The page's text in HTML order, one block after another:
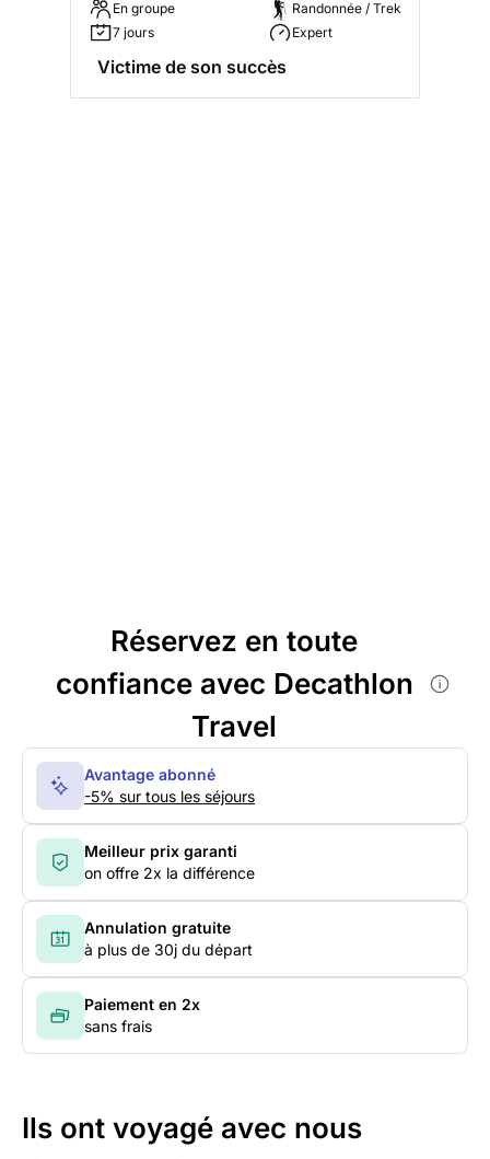
En groupe
7 jours
Randonnée / Trek
Expert
Victime de son succès
Réservez en toute
confiance avec Decathlon
Travel
Avantage abonné
-5% sur tous les séjours
Meilleur prix garanti
on offre 2x la différence
Annulation gratuite
à plus de 30j du départ
Paiement en 2x
sans frais
Ils ont voyagé avec nous